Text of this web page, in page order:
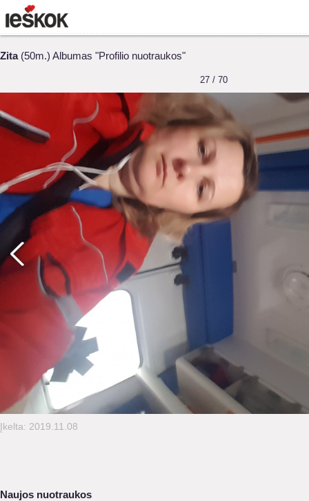
Zita(50m.) Albumas "Profilio nuotraukos"
27 / 70
Įkelta: 2019.11.08
Naujos nuotraukos